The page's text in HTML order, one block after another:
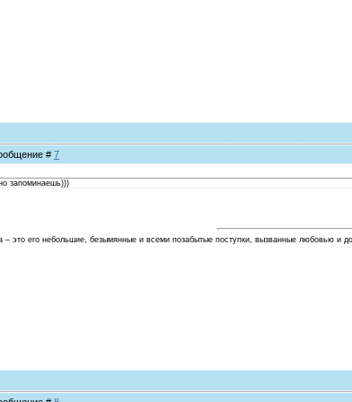
# 7
запоминаешь)))
– это его небольшие, безымянные и всеми позабытые поступки, вызванные любовью и